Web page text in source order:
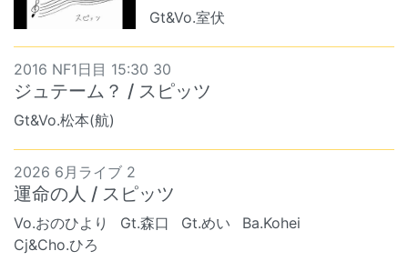
Gt&Vo.室伏
2016 NF1日目 15:30 30
ジュテーム？ / スピッツ
Gt&Vo.松本(航)
2026 6月ライブ 2
運命の人 / スピッツ
Vo.おのひより Gt.森口 Gt.めい
Ba.Kohei
Cj&Cho.ひろ